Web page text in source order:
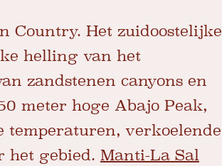
Country. Het zuidoostelijke
helling van het
zandstenen canyons en
meter hoge Abajo Peak,
temperaturen, verkoelende
het gebied. Manti-La Sal